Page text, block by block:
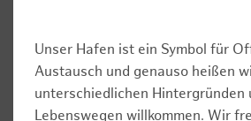
Unser Hafen ist ein Symbol für
Austausch und genauso heißen
unterschiedlichen Hintergründen
Lebenswegen willkommen. Wir